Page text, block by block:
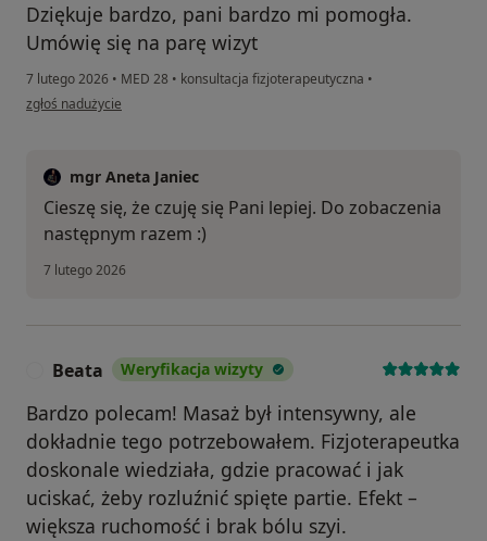
Dziękuje bardzo, pani bardzo mi pomogła.
Umówię się na parę wizyt
7 lutego 2026 • MED 28 • konsultacja fizjoterapeutyczna •
w opinii użytkownika Iza
zgłoś nadużycie
mgr Aneta Janiec
Cieszę się, że czuję się Pani lepiej. Do zobaczenia
następnym razem :)
7 lutego 2026
Beata Weryfikacja wizyty
Bardzo polecam! Masaż był intensywny, ale
dokładnie tego potrzebowałem. Fizjoterapeutka
doskonale wiedziała, gdzie pracować i jak
uciskać, żeby rozluźnić spięte partie. Efekt –
większa ruchomość i brak bólu szyi.